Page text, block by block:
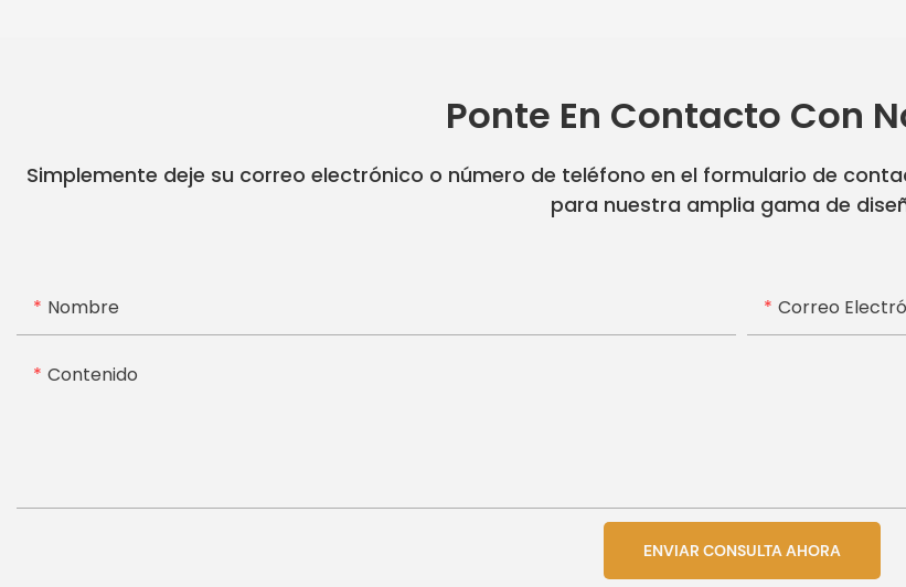
Ponte En Contacto Con
Simplemente deje su correo electrónico o número de teléfono en el formulario de
para nuestra amplia gama de
Nombre Correo
Contenido
ENVIAR CONSULTA AHORA